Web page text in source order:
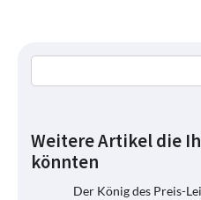
Weitere Artikel die
könnten
Der König des Preis-